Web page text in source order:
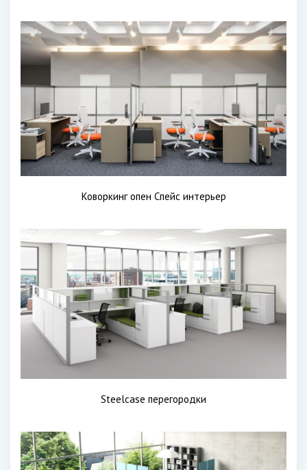
Коворкинг опен Спейс интерьер
Steelcase перегородки